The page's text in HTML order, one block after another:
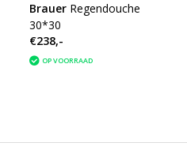
Brauer Regendouche
30*30
€238,-
OP VOORRAAD